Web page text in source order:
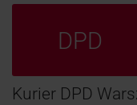
DPD
Kurier DPD